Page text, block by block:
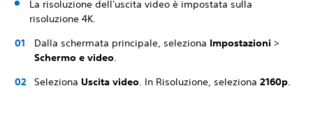
La risoluzione dell'uscita video è impostata sulla
risoluzione 4K.
Dalla schermata principale, seleziona Impostazioni >
Schermo e video.
Seleziona Uscita video. In Risoluzione, seleziona 2160p.